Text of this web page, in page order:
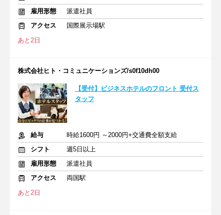
雇用形態
派遣社員
アクセス
国際展示場駅
あと2日
株式会社ヒト・コミュニケーションズ/s0f10dh00
【受付】ビジネスホテルのフロント 受付ス
タッフ
給与
時給1600円 ～2000円+交通費全額支給
シフト
週5日以上
雇用形態
派遣社員
アクセス
両国駅
あと2日